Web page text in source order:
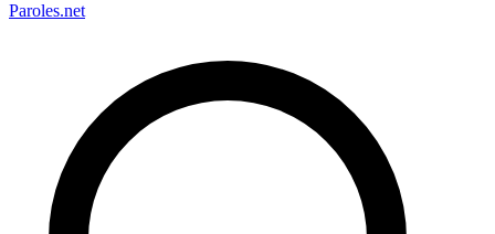
Paroles.net